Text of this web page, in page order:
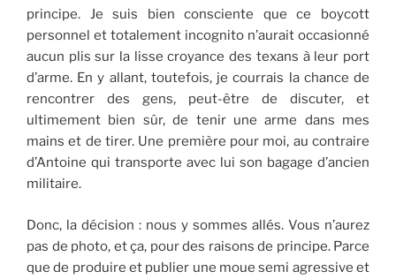
principe. Je suis bien consciente que ce boycott
personnel et totalement incognito n’aurait occasionné
aucun plis sur la lisse croyance des texans à leur port
d’arme. En y allant, toutefois, je courrais la chance de
rencontrer des gens, peut-être de discuter, et
ultimement bien sûr, de tenir une arme dans mes
mains et de tirer. Une première pour moi, au contraire
d’Antoine qui transporte avec lui son bagage d’ancien
militaire.
Donc, la décision : nous y sommes allés. Vous n’aurez
pas de photo, et ça, pour des raisons de principe. Parce
que de produire et publier une moue semi agressive et